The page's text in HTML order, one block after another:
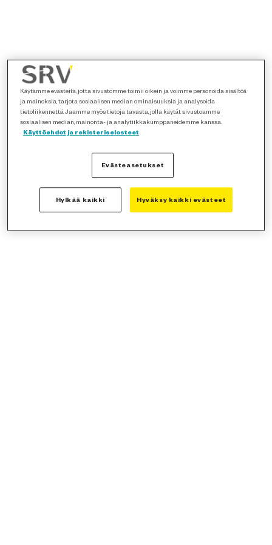
Käytämme evästeitä, jotta sivustomme toimii oikein ja voimme personoida sisältöä
ja mainoksia, tarjota sosiaalisen median ominaisuuksia ja analysoida
tietoliikennettä. Jaamme myös tietoja tavasta, jolla käytät sivustoamme
sosiaalisen median, mainonta- ja analytiikkakumppaneidemme kanssa.
Käyttöehdot ja rekisteriselosteet
Evästeasetukset
Hylkää kaikki Hyväksy kaikki evästeet